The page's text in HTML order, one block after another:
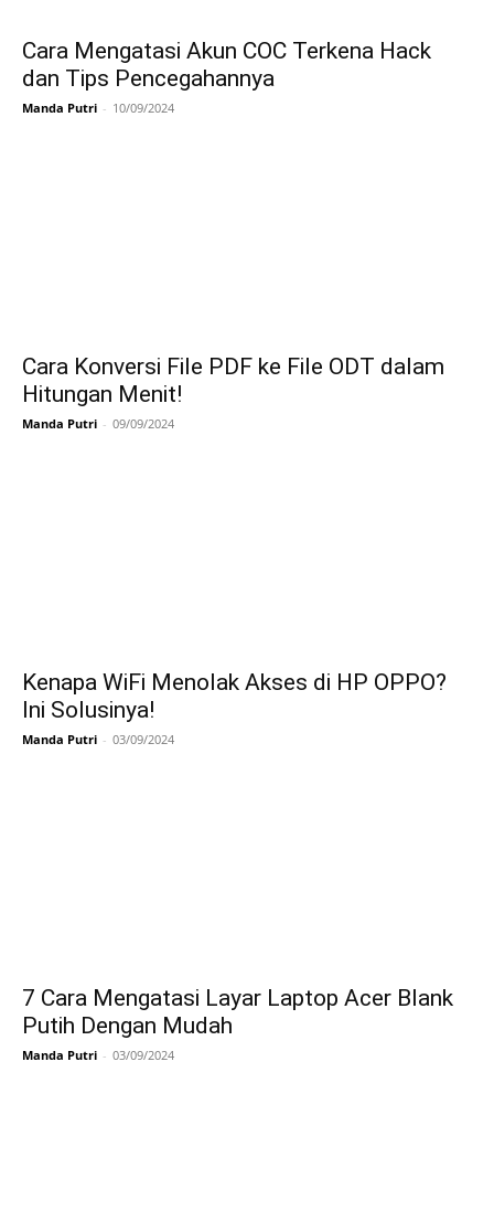
Cara Mengatasi Akun COC Terkena Hack
dan Tips Pencegahannya
Manda Putri - 10/09/2024
Cara Konversi File PDF ke File ODT dalam
Hitungan Menit!
Manda Putri - 09/09/2024
Kenapa WiFi Menolak Akses di HP OPPO?
Ini Solusinya!
Manda Putri - 03/09/2024
7 Cara Mengatasi Layar Laptop Acer Blank
Putih Dengan Mudah
Manda Putri - 03/09/2024